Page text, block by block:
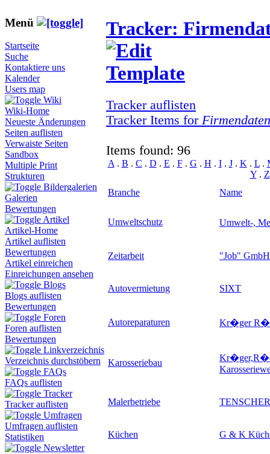
Menü
Startseite
Suche
Kontaktiere uns
Kalender
Users map
Wiki
Wiki-Home
Neueste Änderungen
Seiten auflisten
Verwaiste Seiten
Sandbox
Multiple Print
Strukturen
Bildergalerien
Galerien
Bewertungen
Artikel
Artikel-Home
Artikel auflisten
Bewertungen
Artikel einreichen
Einreichungen ansehen
Blogs
Blogs auflisten
Bewertungen
Foren
Foren auflisten
Bewertungen
Linkverzeichnis
Verzeichnis durchstöbern
FAQs
FAQs auflisten
Tracker
Tracker auflisten
Umfragen
Umfragen auflisten
Statistiken
Newsletter
Tracker:
Tracker auflisten
Tracker Items for
Items found: 96
A . B . C . D . E . F. G . H . I. J. K . L.
Y. Z
Branche
Name
Umweltschutz Umwelt-,
Zeitarbeit "Job" GmbH
Autovermietung SIXT
Autoreparaturen Kr�ger
Karosseriebau
Malerbetriebe
Küchen G & K